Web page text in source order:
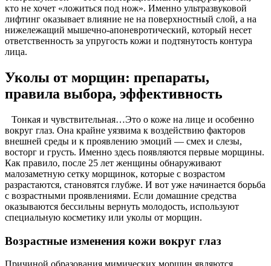
кто не хочет «ложиться под нож». Именно ультразвуковой
лифтинг оказывает влияние не на поверхностный слой, а на
нижележащий мышечно-апоневротический, который несет
ответственность за упругость кожи и подтянутость контура
лица.
Уколы от морщин: препараты,
правила выбора, эффективность
Тонкая и чувствительная…Это о коже на лице и особенно
вокруг глаз. Она крайне уязвима к воздействию факторов
внешней среды и к проявлению эмоций — смех и слезы,
восторг и грусть. Именно здесь появляются первые морщины.
Как правило, после 25 лет женщины обнаруживают
малозаметную сетку морщинок, которые с возрастом
разрастаются, становятся глубже. И вот уже начинается борьба
с возрастными проявлениями. Если домашние средства
оказываются бессильны вернуть молодость, используют
специальную косметику или уколы от морщин.
Возрастные изменения кожи вокруг глаз